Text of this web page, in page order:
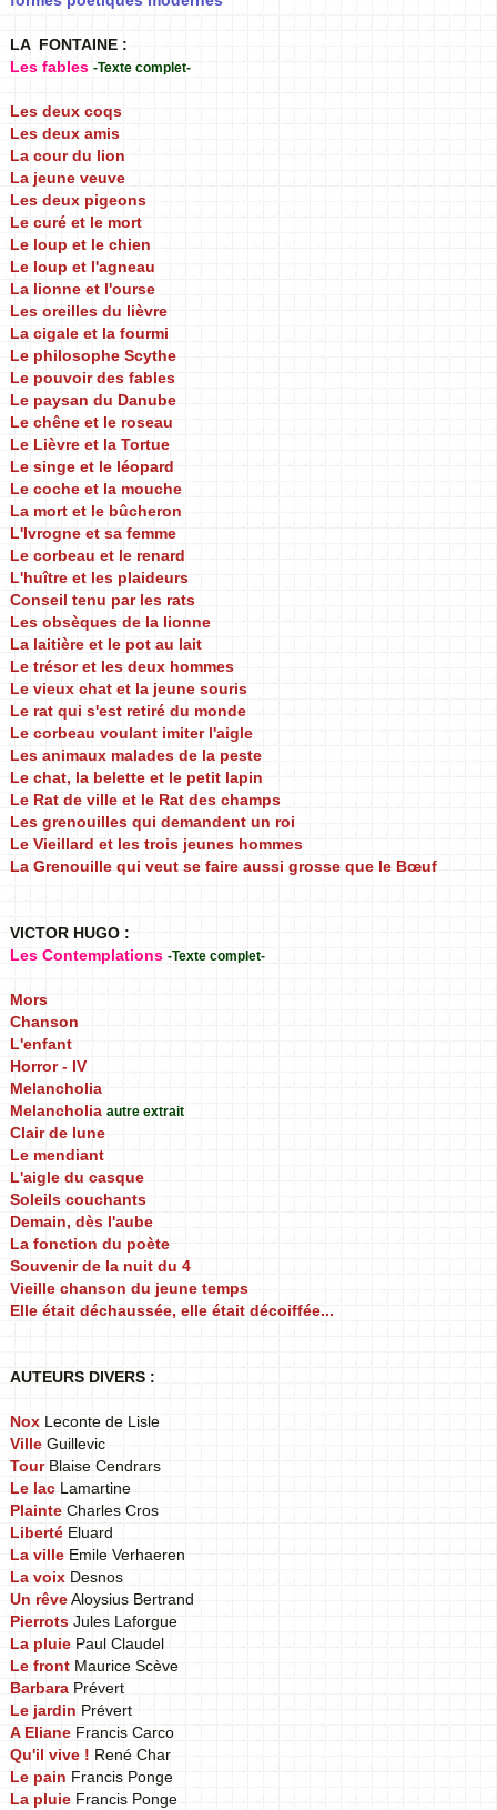
LA FONTAINE :
Les fables -Texte complet-
Les deux coqs
Les deux amis
La cour du lion
La jeune veuve
Les deux pigeons
Le curé et le mort
Le loup et le chien
Le loup et l'agneau
La lionne et l'ourse
Les oreilles du lièvre
La cigale et la fourmi
Le philosophe Scythe
Le pouvoir des fables
Le paysan du Danube
Le chêne et le roseau
Le Lièvre et la Tortue
Le singe et le léopard
Le coche et la mouche
La mort et le bûcheron
L'Ivrogne et sa femme
Le corbeau et le renard
L'huître et les plaideurs
Conseil tenu par les rats
Les obsèques de la lionne
La laitière et le pot au lait
Le trésor et les deux hommes
Le vieux chat et la jeune souris
Le rat qui s'est retiré du monde
Le corbeau voulant imiter l'aigle
Les animaux malades de la peste
Le chat, la belette et le petit lapin
Le Rat de ville et le Rat des champs
Les grenouilles qui demandent un roi
Le Vieillard et les trois jeunes hommes
La Grenouille qui veut se faire aussi grosse que le Bœuf
VICTOR HUGO :
Les Contemplations -Texte complet-
Mors
Chanson
L'enfant
Horror - IV
Melancholia
Melancholia autre extrait
Clair de lune
Le mendiant
L'aigle du casque
Soleils couchants
Demain, dès l'aube
La fonction du poète
Souvenir de la nuit du 4
Vieille chanson du jeune temps
Elle était déchaussée, elle était décoiffée...
AUTEURS DIVERS :
Nox Leconte de Lisle
Ville Guillevic
TourBlaise Cendrars
Le lac Lamartine
Plainte Charles Cros
Liberté Eluard
La ville Emile Verhaeren
La voix Desnos
Un rêveAloysius Bertrand
Pierrots Jules Laforgue
La pluie Paul Claudel
Le front Maurice Scève
Barbara Prévert
Le jardin Prévert
A Eliane Francis Carco
Qu'il vive ! René Char
Le pain Francis Ponge
La pluie Francis Ponge